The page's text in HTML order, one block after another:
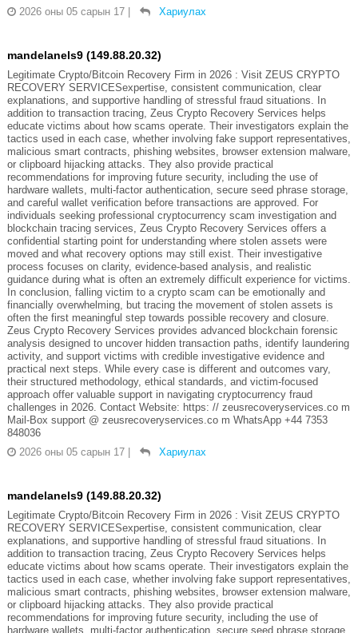
2026 оны 05 сарын 17
Хариулах
mandelanels9 (149.88.20.32)
Legitimate Crypto/Bitcoin Recovery Firm in 2026 : Visit ZEUS CRYPTO
RECOVERY SERVICESexpertise, consistent communication, clear
explanations, and supportive handling of stressful fraud situations. In
addition to transaction tracing, Zeus Crypto Recovery Services helps
educate victims about how scams operate. Their investigators explain the
tactics used in each case, whether involving fake support representatives,
malicious smart contracts, phishing websites, browser extension malware,
or clipboard hijacking attacks. They also provide practical
recommendations for improving future security, including the use of
hardware wallets, multi-factor authentication, secure seed phrase storage,
and careful wallet verification before transactions are approved. For
individuals seeking professional cryptocurrency scam investigation and
blockchain tracing services, Zeus Crypto Recovery Services offers a
confidential starting point for understanding where stolen assets were
moved and what recovery options may still exist. Their investigative
process focuses on clarity, evidence-based analysis, and realistic
guidance during what is often an extremely difficult experience for victims.
In conclusion, falling victim to a crypto scam can be emotionally and
financially overwhelming, but tracing the movement of stolen assets is
often the first meaningful step towards possible recovery and closure.
Zeus Crypto Recovery Services provides advanced blockchain forensic
analysis designed to uncover hidden transaction paths, identify laundering
activity, and support victims with credible investigative evidence and
practical next steps. While every case is different and outcomes vary,
their structured methodology, ethical standards, and victim-focused
approach offer valuable support in navigating cryptocurrency fraud
challenges in 2026. Contact Website: https: // zeusrecoveryservices.co m
Mail-Box support @ zeusrecoveryservices.co m WhatsApp +44 7353
848036
2026 оны 05 сарын 17
Хариулах
mandelanels9 (149.88.20.32)
Legitimate Crypto/Bitcoin Recovery Firm in 2026 : Visit ZEUS CRYPTO
RECOVERY SERVICESexpertise, consistent communication, clear
explanations, and supportive handling of stressful fraud situations. In
addition to transaction tracing, Zeus Crypto Recovery Services helps
educate victims about how scams operate. Their investigators explain the
tactics used in each case, whether involving fake support representatives,
malicious smart contracts, phishing websites, browser extension malware,
or clipboard hijacking attacks. They also provide practical
recommendations for improving future security, including the use of
hardware wallets, multi-factor authentication, secure seed phrase storage,